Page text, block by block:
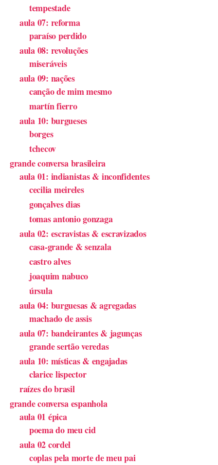
tempestade
aula 07: reforma
paraíso perdido
aula 08: revoluções
miseráveis
aula 09: nações
canção de mim mesmo
martín fierro
aula 10: burgueses
borges
tchecov
grande conversa brasileira
aula 01: indianistas & inconfidentes
cecilia meireles
gonçalves dias
tomas antonio gonzaga
aula 02: escravistas & escravizados
casa-grande & senzala
castro alves
joaquim nabuco
úrsula
aula 04: burguesas & agregadas
machado de assis
aula 07: bandeirantes & jagunças
grande sertão veredas
aula 10: místicas & engajadas
clarice lispector
raízes do brasil
grande conversa espanhola
aula 01 épica
poema do meu cid
aula 02 cordel
coplas pela morte de meu pai